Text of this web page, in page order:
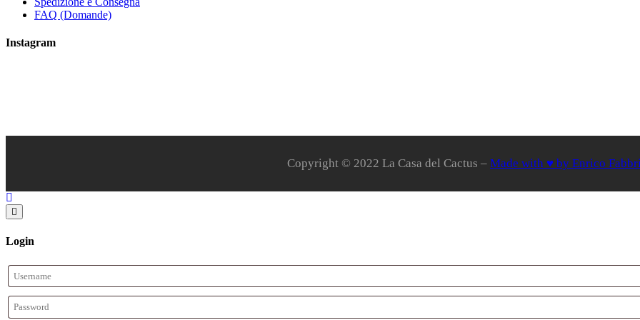
FAQ (Domande)
Instagram
Copyright © 2022 La Casa del Cactus – Made with ♥ by Enrico
Login